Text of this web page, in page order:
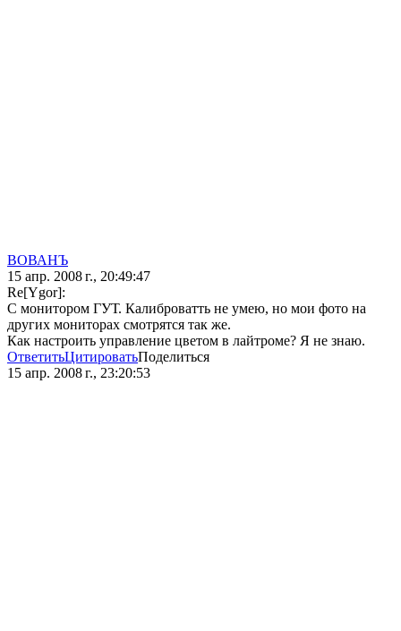
ВОВАНЪ
15 апр. 2008 г., 20:49:47
Re[Ygor]:
С монитором ГУТ. Калиброватть не умею, но мои фото на
других мониторах смотрятся так же.
Как настроить управление цветом в лайтроме? Я не знаю.
ОтветитьЦитироватьПоделиться
15 апр. 2008 г., 23:20:53